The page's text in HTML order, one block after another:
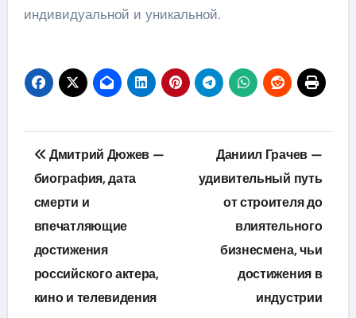
индивидуальной и уникальной.
Навигация
по
записям
Дмитрий Дюжев —
биография, дата
смерти и
впечатляющие
достижения
российского актера,
кино и телевидения
Даниил Грачев —
удивительный путь
от строителя до
влиятельного
бизнесмена, чьи
достижения в
индустрии